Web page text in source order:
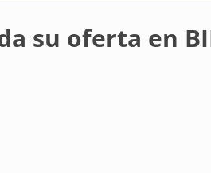
su oferta en